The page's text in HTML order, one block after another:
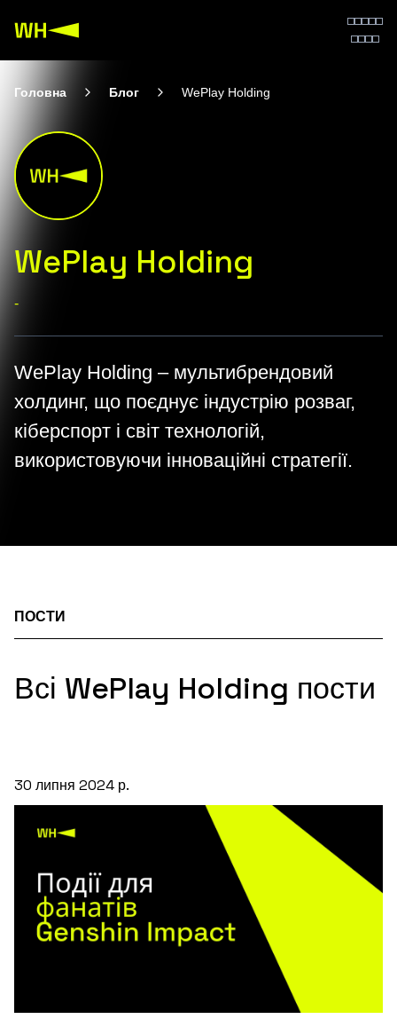
Головна Блог WePlay Holding
WePlay Holding
-
WePlay Holding – мультибрендовий
холдинг, що поєднує індустрію розваг,
кіберспорт і світ технологій,
використовуючи інноваційні стратегії.
ПОСТИ
Всі WePlay Holding пости
30 липня 2024 р.